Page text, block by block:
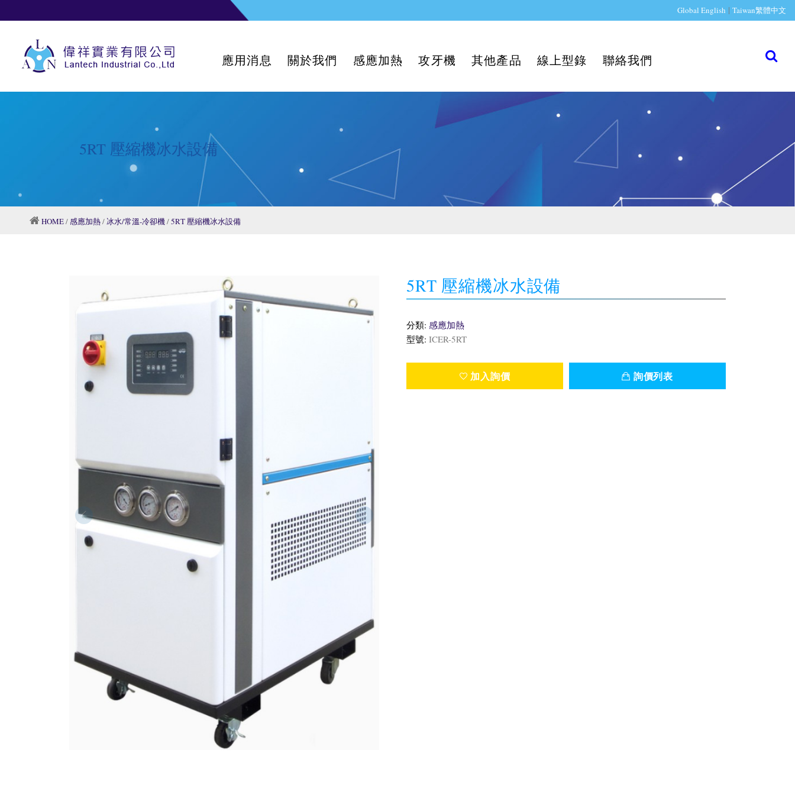
Global English | Taiwan繁體中文
應用消息 關於我們 感應加熱 攻牙機 其他產品 線上型錄 聯絡我們
5RT 壓縮機冰水設備
HOME/感應加熱/冰水/常溫-冷卻機/5RT 壓縮機冰水設備
5RT 壓縮機冰水設備
分類: 感應加熱
型號: ICER-5RT
加入詢價 詢價列表